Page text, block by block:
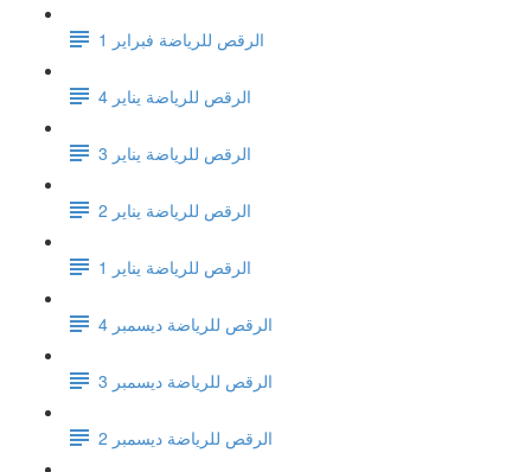
الرقص للرياضة فبراير 1
الرقص للرياضة يناير 4
الرقص للرياضة يناير 3
الرقص للرياضة يناير 2
الرقص للرياضة يناير 1
الرقص للرياضة ديسمبر 4
الرقص للرياضة ديسمبر 3
الرقص للرياضة ديسمبر 2